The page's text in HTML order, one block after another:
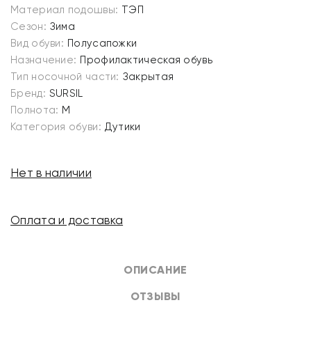
ОПИСАНИЕ
ОТЗЫВЫ
Материал подошвы: ТЭП
Сезон: Зима
Вид обуви: Полусапожки
Назначение: Профилактическая обувь
Тип носочной части: Закрытая
Бренд: SURSIL
Полнота: M
Категория обуви: Дутики
Нет в наличии
Оплата и доставка